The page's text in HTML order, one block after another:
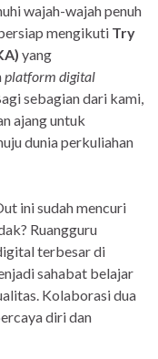
wajah-wajah penuh
mengikuti Try
yang
platform digital
sebagian dari kami,
ajang untuk
dunia perkuliahan
ini sudah mencuri
Ruangguru
terbesar di
sahabat belajar
Kolaborasi dua
diri dan